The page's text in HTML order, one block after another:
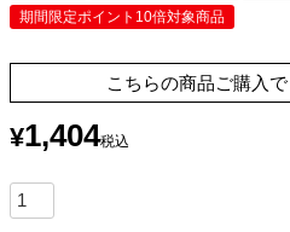
期間限定ポイント10倍対象商品
こちらの商品ご購入で
¥1,404税込